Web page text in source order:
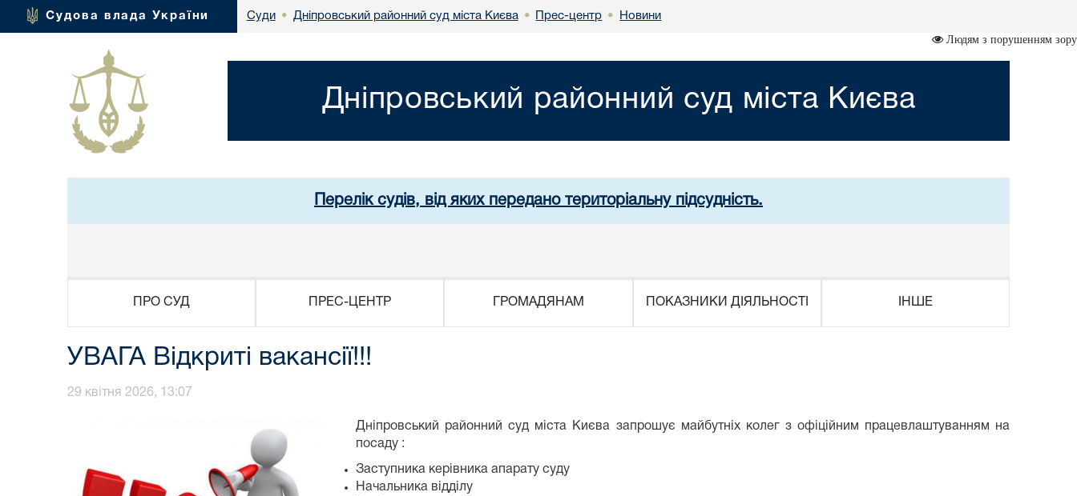
Судова влада України Суди • Дніпровський районний суд міста Києва • Прес-центр • Новини
Людям з порушенням зору
Дніпровський районний суд міста Києва
Перелік судів, від яких передано територіальну підсудність.
ПРО СУД ПРЕС-ЦЕНТР ГРОМАДЯНАМ ПОКАЗНИКИ ДІЯЛЬНОСТІ ІНШЕ
УВАГА Відкриті вакансії!!!
29 квітня 2026, 13:07
Дніпровський районний суд міста Києва запрошує майбутніх колег з офіційним працевлаштуванням на
посаду :
Заступника керівника апарату суду
Начальника відділу